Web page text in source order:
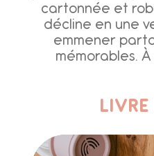
cartonnée et
décline en une
emmener
mémorables.